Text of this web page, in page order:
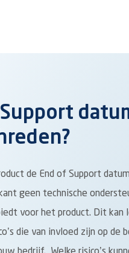
de End of Support
geen technische
voor het product. Dit kan
die van invloed zijn op de